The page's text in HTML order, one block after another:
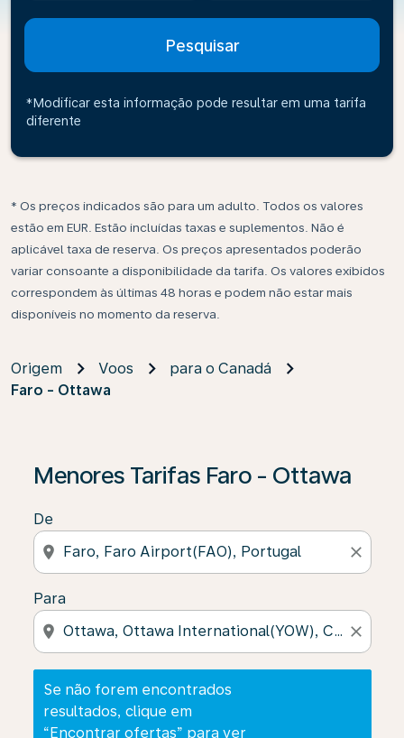
Pesquisar
*Modificar esta informação pode resultar em uma tarifa
diferente
* Os preços indicados são para um adulto. Todos os valores
estão em EUR. Estão incluídas taxas e suplementos. Não é
aplicável taxa de reserva. Os preços apresentados poderão
variar consoante a disponibilidade da tarifa. Os valores exibidos
correspondem às últimas 48 horas e podem não estar mais
disponíveis no momento da reserva.
Origem Voos
para o Canadá
Faro - Ottawa
Menores Tarifas Faro - Ottawa
De
location_on close
Para
location_on close
Se não forem encontrados
resultados, clique em
“Encontrar ofertas” para ver
Se não forem encontrados resultados, clique em